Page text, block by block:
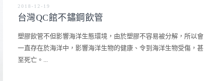
2018-12-19
台灣QC館不鏽鋼飲管
塑膠飲管不但影響海洋生態環境，由於塑膠不容易被分解，所以會
一直存在於海洋中，影響海洋生物的健康、令到海洋生物受傷，甚
至死亡。...